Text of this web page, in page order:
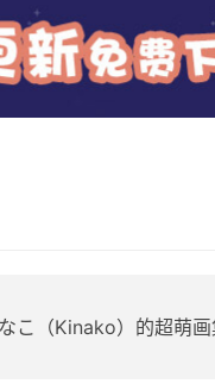
こ（Kinako）的超萌画